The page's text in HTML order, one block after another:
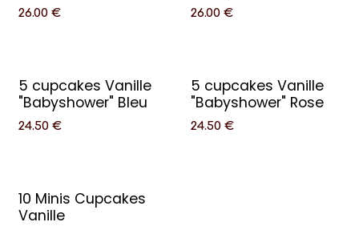
26.00 € 26.00€
5 cupcakes Vanille
"Babyshower" Bleu
24.50 €
5 cupcakes Vanille
"Babyshower" Rose
24.50€
10 Minis Cupcakes
Vanille